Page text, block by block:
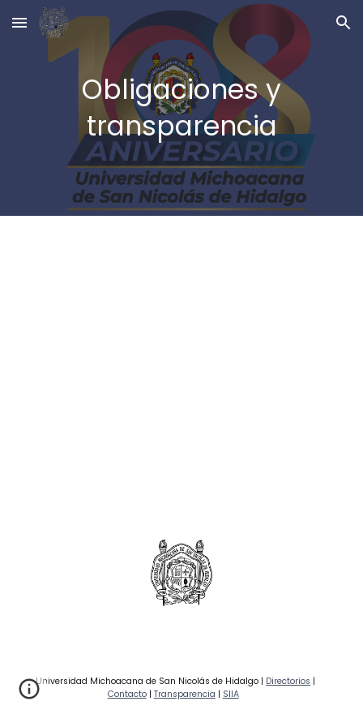
Skip to main content Skip to navigation
Obligaciones y
transparencia
Universidad Michoacana de San Nicolás de Hidalgo | Directorios |
Contacto| Transparencia | SIIA